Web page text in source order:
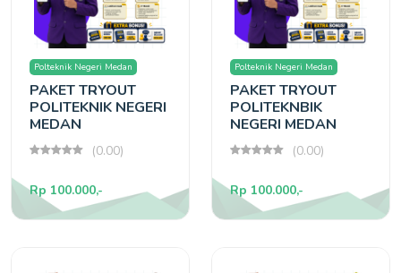
Polteknik Negeri Medan
PAKET TRYOUT
POLITEKNIK NEGERI
MEDAN
(0.00)
Rp 100.000,-
Polteknik Negeri Medan
PAKET TRYOUT
POLITEKNBIK
NEGERI MEDAN
(0.00)
Rp 100.000,-